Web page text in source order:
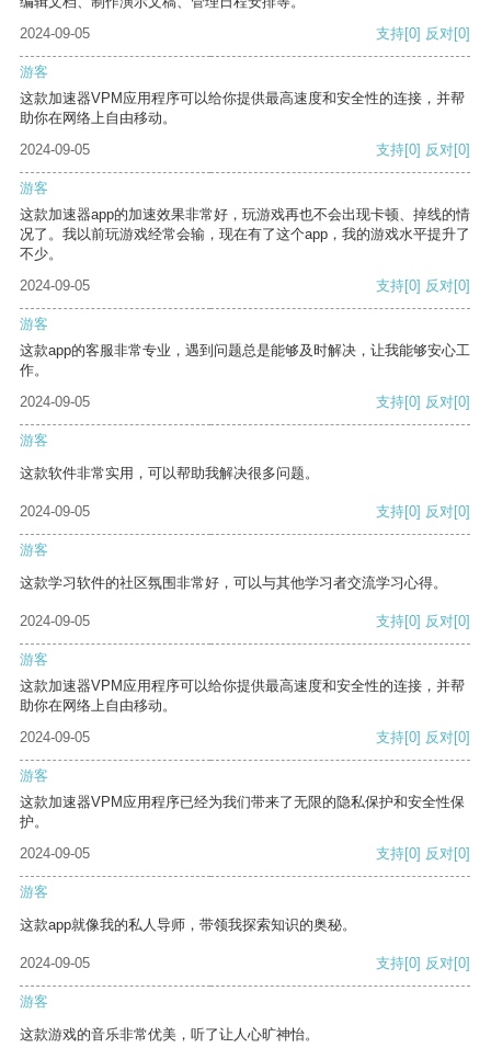
2024-09-05
支持[0] 反对[0]
游客
这款加速器VPM应用程序可以给你提供最高速度和安全性的连接，并帮
助你在网络上自由移动。
2024-09-05
支持[0] 反对[0]
游客
这款加速器app的加速效果非常好，玩游戏再也不会出现卡顿、掉线的情
况了。我以前玩游戏经常会输，现在有了这个app，我的游戏水平提升了
不少。
2024-09-05
支持[0] 反对[0]
游客
这款app的客服非常专业，遇到问题总是能够及时解决，让我能够安心工
作。
2024-09-05
支持[0] 反对[0]
游客
这款软件非常实用，可以帮助我解决很多问题。
2024-09-05 支持[0] 反对[0]
游客
这款学习软件的社区氛围非常好，可以与其他学习者交流学习心得。
2024-09-05 支持[0] 反对[0]
游客
这款加速器VPM应用程序可以给你提供最高速度和安全性的连接，并帮
助你在网络上自由移动。
2024-09-05
支持[0] 反对[0]
游客
这款加速器VPM应用程序已经为我们带来了无限的隐私保护和安全性保
护。
2024-09-05
支持[0] 反对[0]
游客
这款app就像我的私人导师，带领我探索知识的奥秘。
2024-09-05 支持[0] 反对[0]
游客
这款游戏的音乐非常优美，听了让人心旷神怡。